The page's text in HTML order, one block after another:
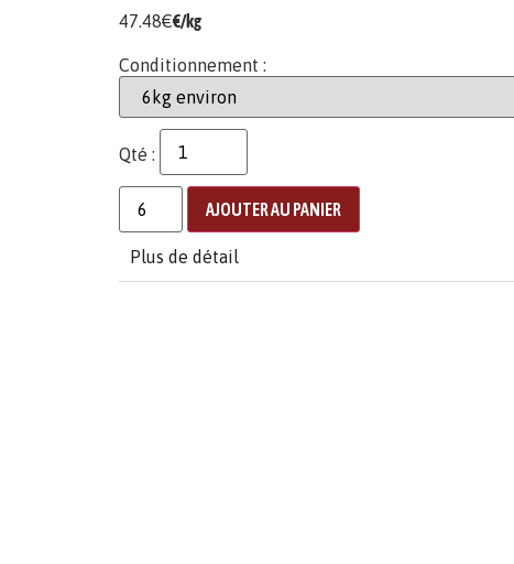
47.48€€/kg
Conditionnement :
Qté :
AJOUTER AU PANIER
Plus de détail